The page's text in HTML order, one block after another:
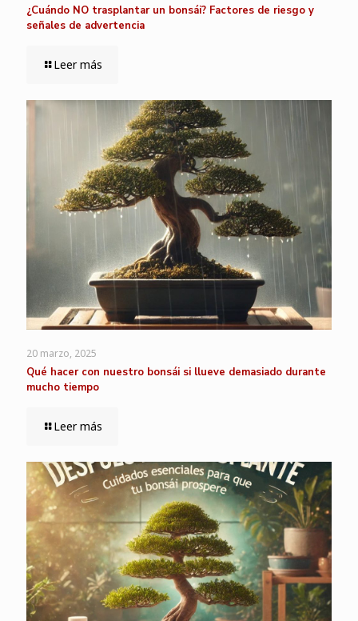
¿Cuándo NO trasplantar un bonsái? Factores de riesgo y
señales de advertencia
Leer más
20 marzo, 2025
Qué hacer con nuestro bonsái si llueve demasiado durante
mucho tiempo
Leer más